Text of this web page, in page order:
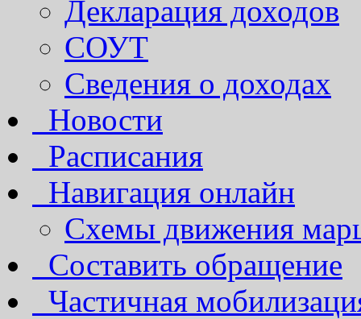
Декларация доходов
СОУТ
Сведения о доходах
Новости
Расписания
Навигация онлайн
Схемы движения
Составить обращение
Частичная